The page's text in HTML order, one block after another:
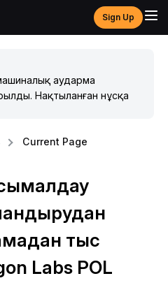
Sign Up
аударма
Нақтыланған нұсқа
Current Page
тыс
Labs POL